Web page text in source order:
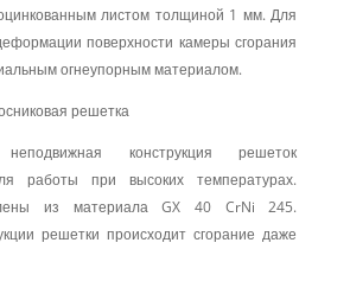
листом толщиной 1 мм. Для
поверхности камеры сгорания
огнеупорным материалом.
решетка
конструкция решеток
работы при высоких температурах.
из материала GX 40 CrNi 245.
решетки происходит сгорание даже